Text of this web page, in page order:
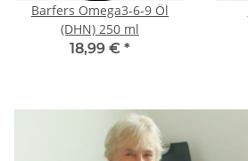
Barfers Omega3-6-9 Öl
(DHN) 250 ml
18,99 € *